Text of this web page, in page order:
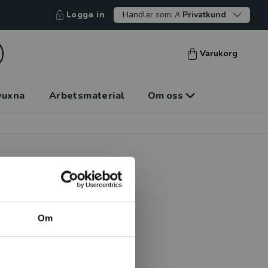
Om
Logga in Handlar som: Privatkund
Varukorg
Arbetsmaterial Om oss
i Stockholm. Hon är
i Köpenhamn och även
Agnes har bland annat